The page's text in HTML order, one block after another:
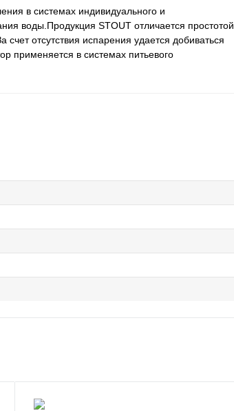
в системах индивидуального и
воды.Продукция STOUT отличается простотой
отсутствия испарения удается добиваться
применяется в системах питьевого